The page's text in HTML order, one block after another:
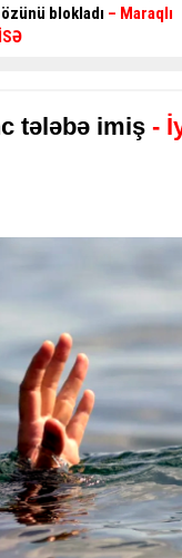
sürücüləri təngə
problemlər -
tələbə imiş -